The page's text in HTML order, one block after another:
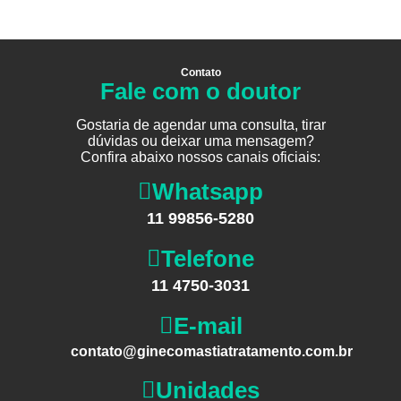
Contato
Fale com o doutor
Gostaria de agendar uma consulta, tirar
dúvidas ou deixar uma mensagem?
Confira abaixo nossos canais oficiais:
Whatsapp
11 99856-5280
Telefone
11 4750-3031
E-mail
contato@ginecomastiatratamento.com.br
Unidades